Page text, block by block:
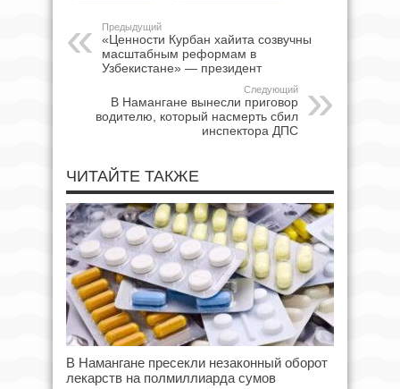
Предыдущий
«Ценности Курбан хайита созвучны
масштабным реформам в
Узбекистане» — президент
Следующий
В Намангане вынесли приговор
водителю, который насмерть сбил
инспектора ДПС
ЧИТАЙТЕ ТАКЖЕ
В Намангане пресекли незаконный оборот
лекарств на полмиллиарда сумов